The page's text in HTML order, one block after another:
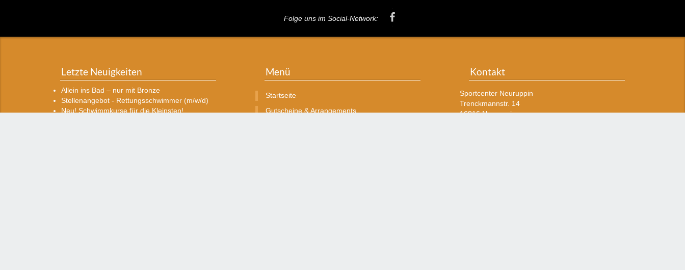
Folge uns im Social-Network:
Letzte Neuigkeiten
Allein ins Bad – nur mit Bronze
Stellenangebot - Rettungsschwimmer (m/w/d)
Neu! Schwimmkurse für die Kleinsten!
Menü
Startseite
Gutscheine & Arrangements
Kontakt
Sportcenter Neuruppin
Trenckmannstr. 14
16816 Neuruppin